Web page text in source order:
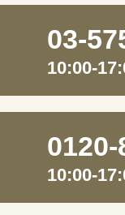
03-
10:00-
10:00-